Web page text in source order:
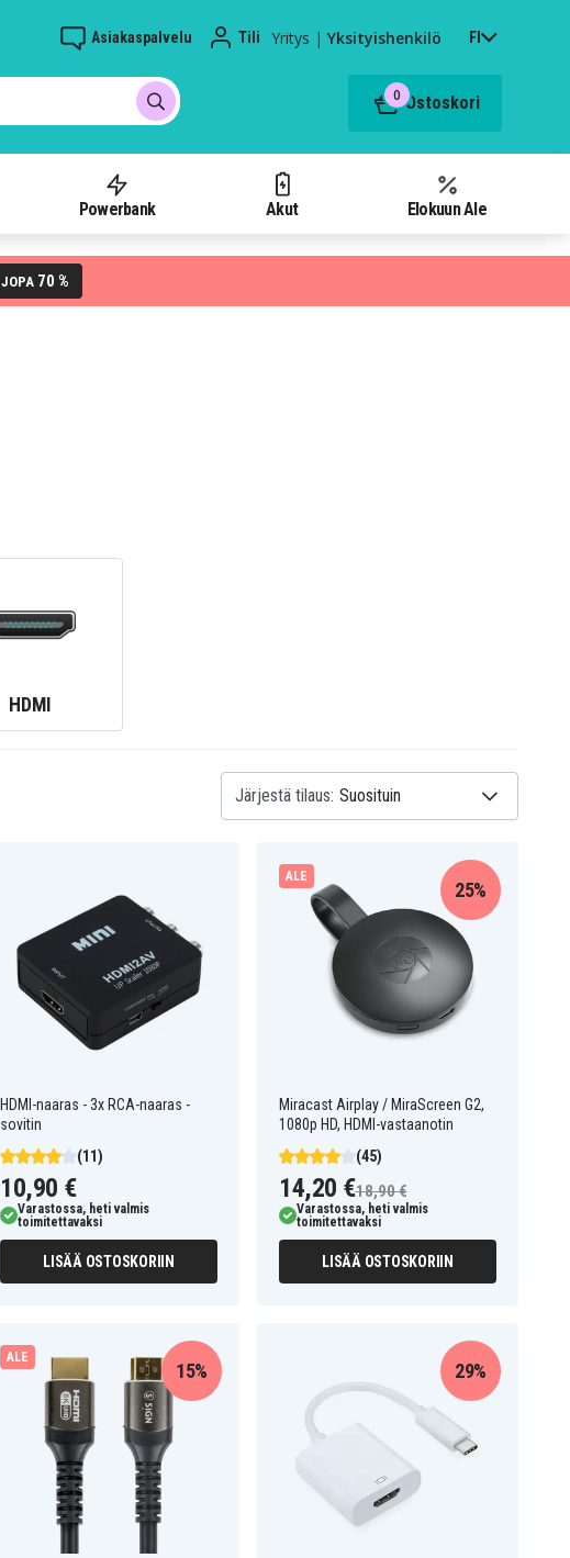
Asiakaspalvelu Tili Yritys | Yksityishenkilö FI
0 Ostoskori
Powerbank Akut Elokuun Ale
JOPA 70 %
HDMI
Järjestä tilaus:
HDMI-naaras - 3x RCA-naaras -
sovitin
(11)
10,90 €
Varastossa, heti valmis
toimitettavaksi
LISÄÄ OSTOSKORIIN
ALE
Miracast Airplay / MiraScreen G2,
1080p HD, HDMI-vastaanotin
(45)
25%
14,20 €18,90 €
Varastossa, heti valmis
toimitettavaksi
LISÄÄ OSTOSKORIIN
ALE
15% 29%